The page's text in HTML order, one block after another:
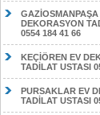
GAZİOSMANPAŞA
DEKORASYON
0554 184 41 66
KEÇİÖREN EV
TADİLAT USTASI
PURSAKLAR EV
TADİLAT USTASI